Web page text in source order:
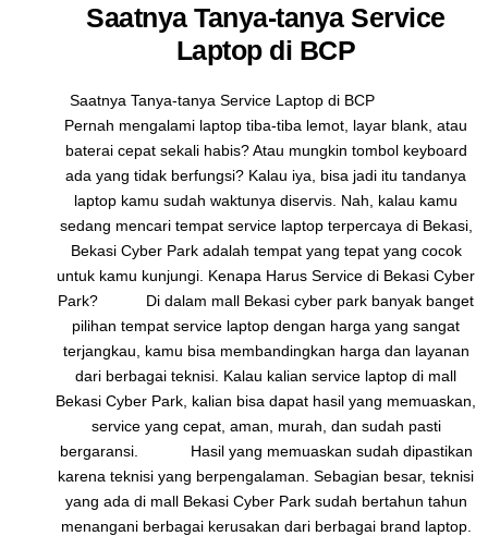
Saatnya Tanya-tanya Service
Laptop di BCP
Saatnya Tanya-tanya Service Laptop di BCP
Pernah mengalami laptop tiba-tiba lemot, layar blank, atau
baterai cepat sekali habis? Atau mungkin tombol keyboard
ada yang tidak berfungsi? Kalau iya, bisa jadi itu tandanya
laptop kamu sudah waktunya diservis. Nah, kalau kamu
sedang mencari tempat service laptop terpercaya di Bekasi,
Bekasi Cyber Park adalah tempat yang tepat yang cocok
untuk kamu kunjungi. Kenapa Harus Service di Bekasi Cyber
Park? Di dalam mall Bekasi cyber park banyak banget
pilihan tempat service laptop dengan harga yang sangat
terjangkau, kamu bisa membandingkan harga dan layanan
dari berbagai teknisi. Kalau kalian service laptop di mall
Bekasi Cyber Park, kalian bisa dapat hasil yang memuaskan,
service yang cepat, aman, murah, dan sudah pasti
bergaransi. Hasil yang memuaskan sudah dipastikan
karena teknisi yang berpengalaman. Sebagian besar, teknisi
yang ada di mall Bekasi Cyber Park sudah bertahun tahun
menangani berbagai kerusakan dari berbagai brand laptop.